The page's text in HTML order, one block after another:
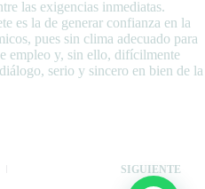
las exigencias inmediatas.
es la de generar confianza en la
pues sin clima adecuado para
empleo y, sin ello, difícilmente
serio y sincero en bien de la
SIGUIENTE